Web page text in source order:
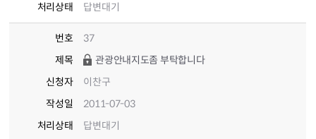
처리상태
답변대기
번호
37
제목
관광안내지도좀 부탁합니다
신청자
이찬구
작성일
2011-07-03
처리상태
답변대기